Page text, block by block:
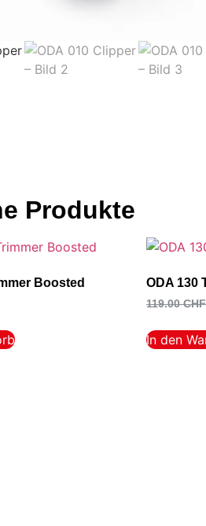
Produkte
Boosted ODA 130
119.00CHF
In den